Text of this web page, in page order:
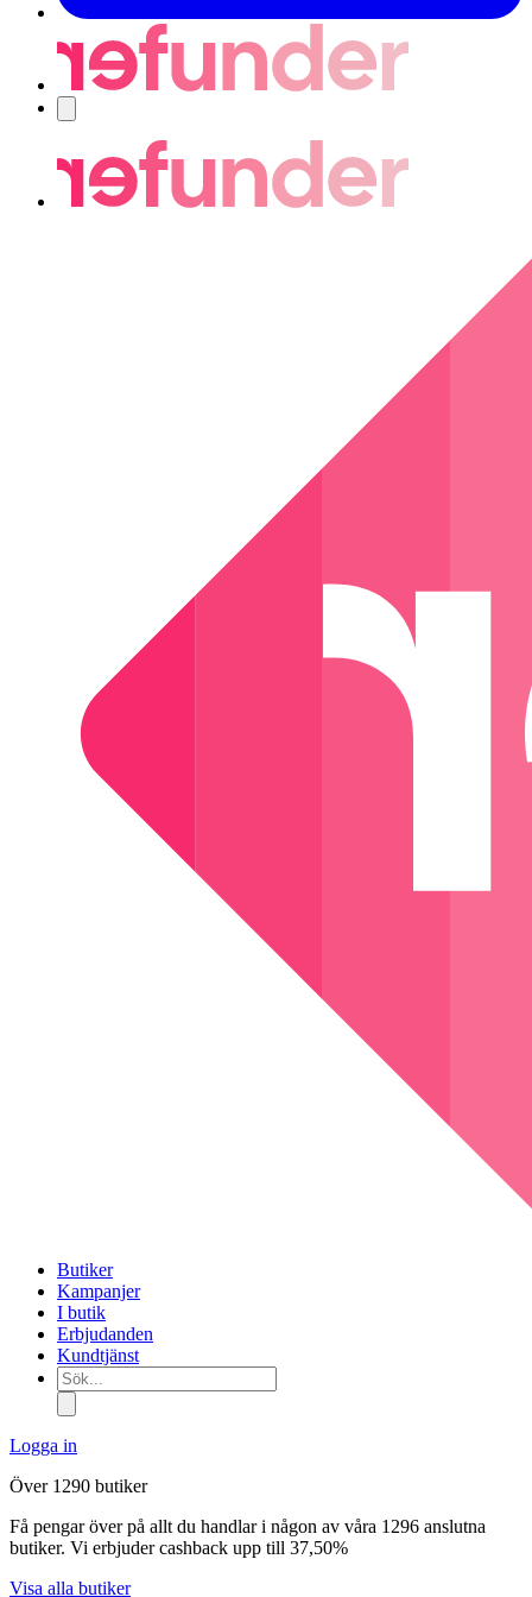
Butiker
Kampanjer
I butik
Erbjudanden
Kundtjänst
Sök...
Logga in
Över 1290 butiker
Få pengar över på allt du handlar i någon av våra 1296 anslutna
butiker. Vi erbjuder cashback upp till 37,50%
Visa alla butiker